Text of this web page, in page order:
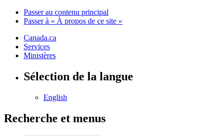
Passer au contenu principal
Passer à « À propos de ce site »
Canada.ca
Services
Ministères
Sélection de la langue
English
Recherche et menus